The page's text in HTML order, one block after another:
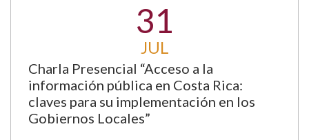
31
JUL
Charla Presencial “Acceso a la
información pública en Costa Rica:
claves para su implementación en los
Gobiernos Locales”